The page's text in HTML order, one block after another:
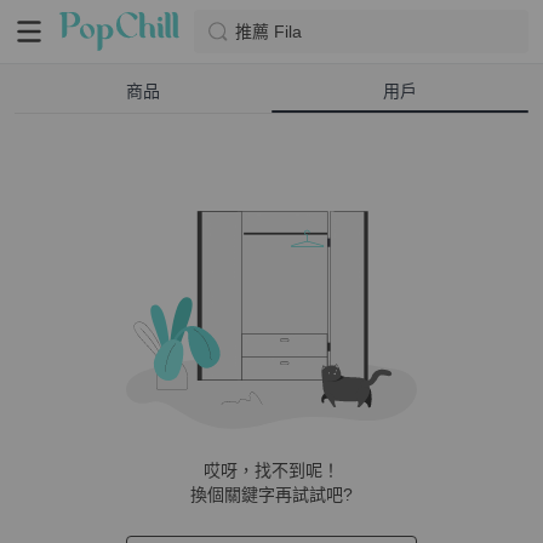
推薦 Fila
商品 用戶
哎呀，找不到呢！
換個關鍵字再試試吧?